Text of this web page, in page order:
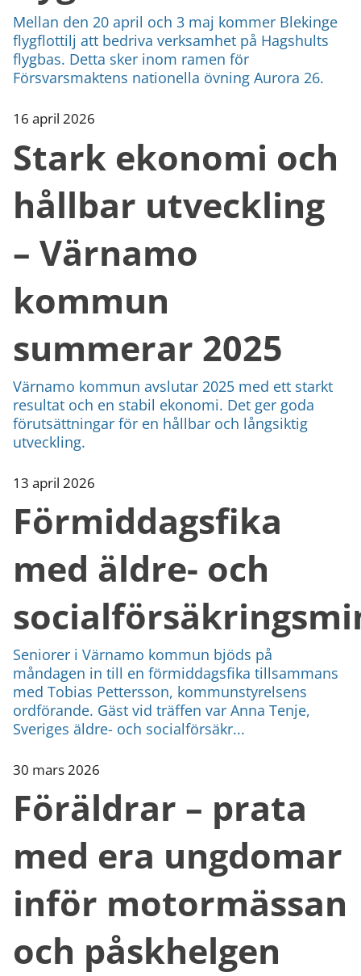
Mellan den 20 april och 3 maj kommer Blekinge
flygflottilj att bedriva verksamhet på Hagshults
flygbas. Detta sker inom ramen för
Försvarsmaktens nationella övning Aurora 26.
16 april 2026
Stark ekonomi och
hållbar utveckling
– Värnamo
kommun
summerar 2025
Värnamo kommun avslutar 2025 med ett starkt
resultat och en stabil ekonomi. Det ger goda
förutsättningar för en hållbar och långsiktig
utveckling.
13 april 2026
Förmiddagsfika
med äldre- och
Seniorer i Värnamo kommun bjöds på
måndagen in till en förmiddagsfika tillsammans
med Tobias Pettersson, kommunstyrelsens
ordförande. Gäst vid träffen var Anna Tenje,
Sveriges äldre- och socialförsäkr...
30 mars 2026
Föräldrar – prata
med era ungdomar
inför motormässan
och påskhelgen